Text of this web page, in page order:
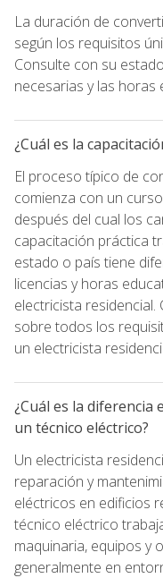
La duración de
según los requisitos
Consulte con su
necesarias y las horas
¿Cuál es la
El proceso típico de
comienza con un
después del cual los
capacitación práctica
estado o país tiene
licencias y horas
electricista
sobre todos los
un electricista
¿Cuál es la diferencia
un técnico eléctrico?
Un electricista
reparación y
eléctricos en edificios
técnico eléctrico
maquinaria, equipos y
generalmente en